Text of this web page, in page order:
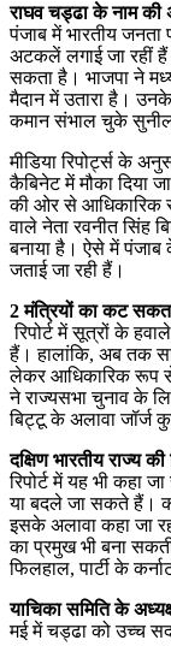
राघव चड्ढा के नाम
पंजाब में भारतीय
अटकलें लगाई जा रहीं हैं
सकता है। भाजपा ने
मैदान में उतारा है।
कमान संभाल चुके
मीडिया रिपोर्ट्स के
कैबिनेट में मौका दिया
की ओर से आधिकारिक
वाले नेता रवनीत सिंह
बनाया है। ऐसे में पंजाब
जताई जा रही हैं।
2 मंत्रियों का कट
रिपोर्ट में सूत्रों के
हैं। हालांकि, अब तक
लेकर आधिकारिक रूप से
ने राज्यसभा चुनाव के
बिट्टू के अलावा जॉर्ज
दक्षिण भारतीय राज्य
रिपोर्ट में यह भी कहा
या बदले जा सकते हैं।
इसके अलावा कहा जा
का प्रमुख भी बना
फिलहाल, पार्टी के
याचिका समिति के
मई में चड्ढा को उच्च